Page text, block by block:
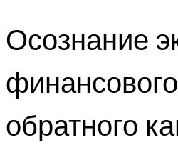
Осознание
обратного